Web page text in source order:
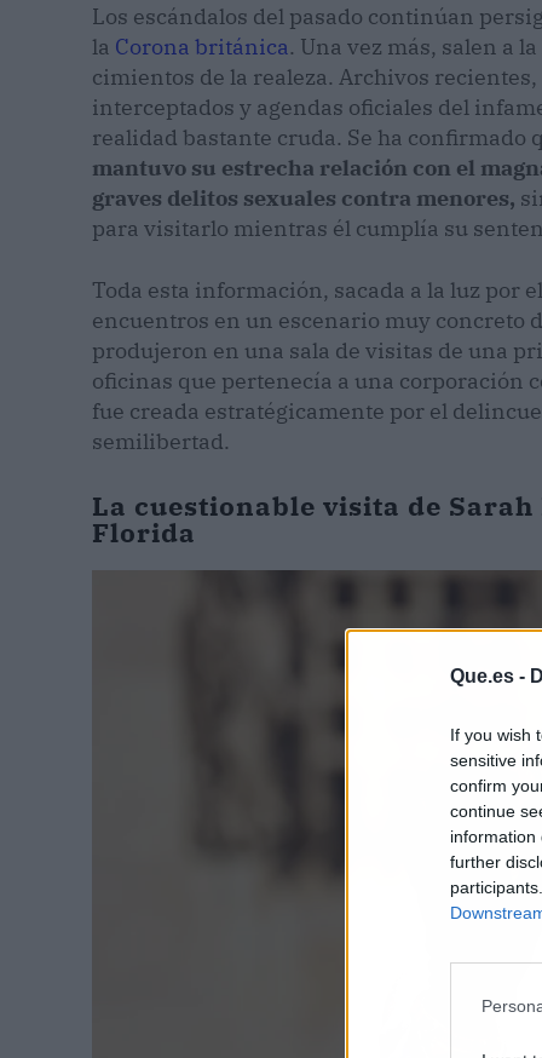
Que.es -
If you wish
sensitive
confirm
continue
information
further
Los escándalos del pasado continúan
la Corona británica. Una vez más, salen a
cimientos de la realeza. Archivos
interceptados y agendas oficiales del
realidad bastante cruda. Se ha confirmado
mantuvo su estrecha relación con el
graves delitos sexuales contra menores,
para visitarlo mientras él cumplía su
Toda esta información, sacada a la luz por
encuentros en un escenario muy concreto
produjeron en una sala de visitas de una
oficinas que pertenecía a una corporación
fue creada estratégicamente por el
semilibertad.
La cuestionable visita de
Florida